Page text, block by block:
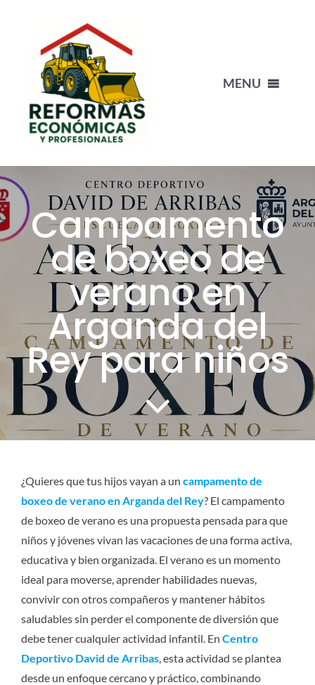
contenido
MENU
NUESTRO EQUIPO
PORTFOLIO
BLOG
CONTACTO
SERVICIOS
Campamento
de boxeo de
verano en
Arganda del
Rey para niños
¿Quieres que tus hijos vayan a un campamento de
boxeo de verano en Arganda del Rey? El campamento
de boxeo de verano es una propuesta pensada para que
niños y jóvenes vivan las vacaciones de una forma activa,
educativa y bien organizada. El verano es un momento
ideal para moverse, aprender habilidades nuevas,
convivir con otros compañeros y mantener hábitos
saludables sin perder el componente de diversión que
debe tener cualquier actividad infantil. En Centro
Deportivo David de Arribas, esta actividad se plantea
desde un enfoque cercano y práctico, combinando